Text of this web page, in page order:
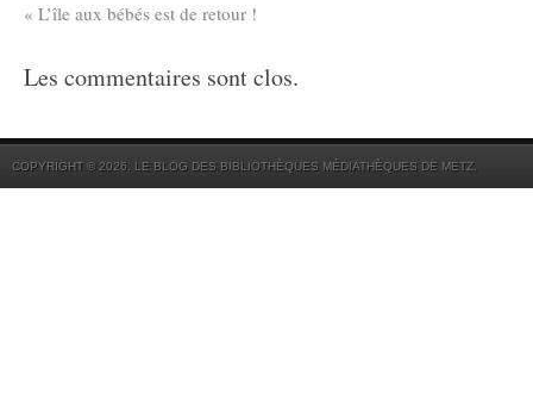
« L’île aux bébés est de retour !
Les commentaires sont clos.
COPYRIGHT © 2026. LE BLOG DES BIBLIOTHÈQUES MÉDIATHÈQUES DE METZ.